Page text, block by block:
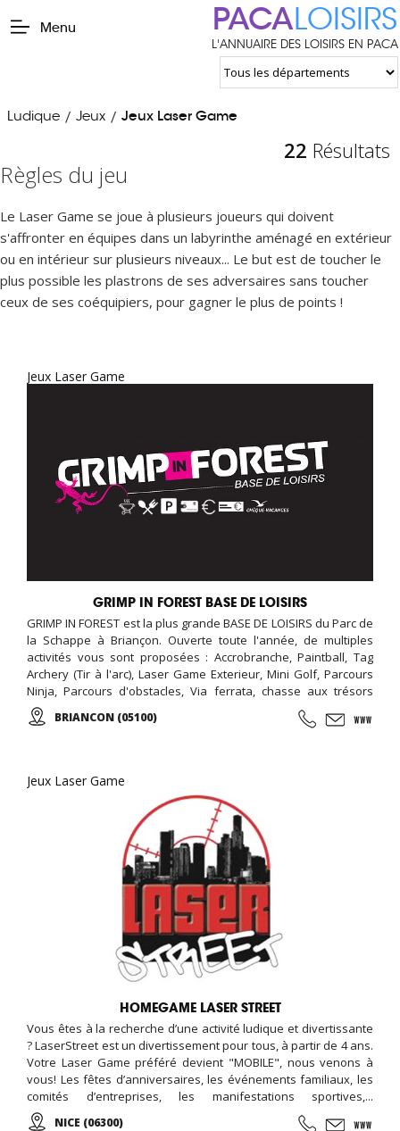
Menu PACALOISIRS
L'ANNUAIRE DES LOISIRS EN PACA
Ludique / Jeux / Jeux Laser Game
22 Résultats
Règles du jeu
Le Laser Game se joue à plusieurs joueurs qui doivent
s'affronter en équipes dans un labyrinthe aménagé en extérieur
ou en intérieur sur plusieurs niveaux... Le but est de toucher le
plus possible les plastrons de ses adversaires sans toucher
ceux de ses coéquipiers, pour gagner le plus de points !
Jeux Laser Game
GRIMP IN FOREST BASE DE LOISIRS
GRIMP IN FOREST est la plus grande BASE DE LOISIRS du Parc de
la Schappe à Briançon. Ouverte toute l'année, de multiples
activités vous sont proposées : Accrobranche, Paintball, Tag
Archery (Tir à l'arc), Laser Game Exterieur, Mini Golf, Parcours
Ninja, Parcours d'obstacles, Via ferrata, chasse aux trésors
(chasse aux indices), Biathlon... De l'aventure, des émotions,
des moments forts à partager en famille, entres amis, en
EVJF...).
BRIANCON (05100)
Jeux Laser Game
HOMEGAME LASER STREET
Vous êtes à la recherche d’une activité ludique et divertissante
? LaserStreet est un divertissement pour tous, à partir de 4 ans.
Votre Laser Game préféré devient "MOBILE", nous venons à
vous! Les fêtes d’anniversaires, les événements familiaux, les
comités d’entreprises, les manifestations sportives,...
Contactez-nous !
NICE (06300)